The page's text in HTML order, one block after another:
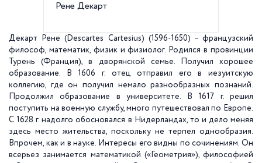
Рене Декарт
Декарт Рене (Descartes Cartesius) (1596-1650) – французский
философ, математик, физик и физиолог. Родился в провинции
Турень (Франция), в дворянской семье. Получил хорошее
образование. В 1606 г. отец отправил его в иезуитскую
коллегию, где он получил немало разнообразных познаний.
Продолжил образование в университете. В 1617 г. решил
поступить на военную службу, много путешествовал по Европе.
С 1628 г. надолго обосновался в Нидерландах, то и дело меняя
здесь место жительства, поскольку не терпел однообразия.
Впрочем, как и в науке. Интересы его видны по сочинениям. Он
всерьез занимается математикой («Геометрия»), философией